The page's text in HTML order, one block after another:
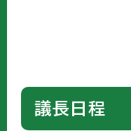
議長日程